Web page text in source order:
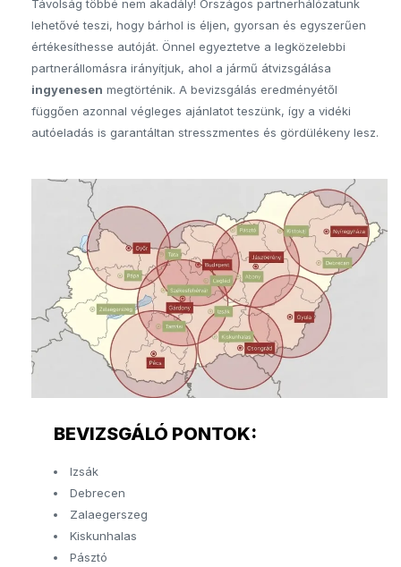
Távolság többé nem akadály! Országos partnerhálózatunk
lehetővé teszi, hogy bárhol is éljen, gyorsan és egyszerűen
értékesíthesse autóját. Önnel egyeztetve a legközelebbi
partnerállomásra irányítjuk, ahol a jármű átvizsgálása
ingyenesen megtörténik. A bevizsgálás eredményétől
függően azonnal végleges ajánlatot teszünk, így a vidéki
autóeladás is garantáltan stresszmentes és gördülékeny lesz.
BEVIZSGÁLÓ PONTOK:
Izsák
Debrecen
Zalaegerszeg
Kiskunhalas
Pásztó